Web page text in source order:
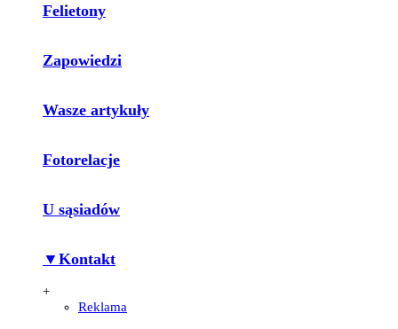
Felietony
Zapowiedzi
Wasze artykuły
Fotorelacje
U sąsiadów
▼Kontakt
+
Reklama